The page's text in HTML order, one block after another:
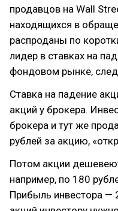
продавцов на Wall
находящихся в
распроданы по
лидер в ставках на
фондовом рынке,
Ставка на падение
акций у брокера.
брокера и тут же
рублей за акцию,
Потом акции
например, по 180
Прибыль инвестора —